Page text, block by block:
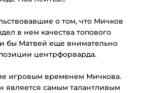
о том, что Мичков
в нем качества топового
бы Матвей еще внимательно
центрфорварда.
игровым временем Мичкова.
является самым талантливым